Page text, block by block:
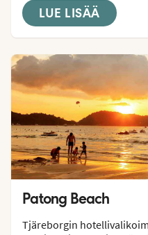
LUE LISÄÄ
Patong Beach
Tjäreborgin